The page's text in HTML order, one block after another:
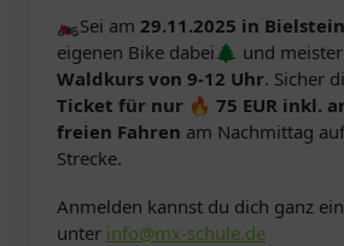
🏍️Sei am 29.11.2025 in Bielstein
eigenen Bike dabei🌲 und
Waldkurs von 9-12 Uhr. Sicher
Ticket für nur 🔥 75 EUR inkl.
freien Fahren am Nachmittag
Strecke.
Anmelden kannst du dich ganz
unter info@mx-schule.de